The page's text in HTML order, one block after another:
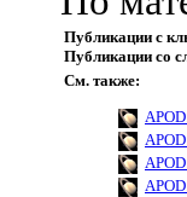
Публикации с
Публикации со
См. также: